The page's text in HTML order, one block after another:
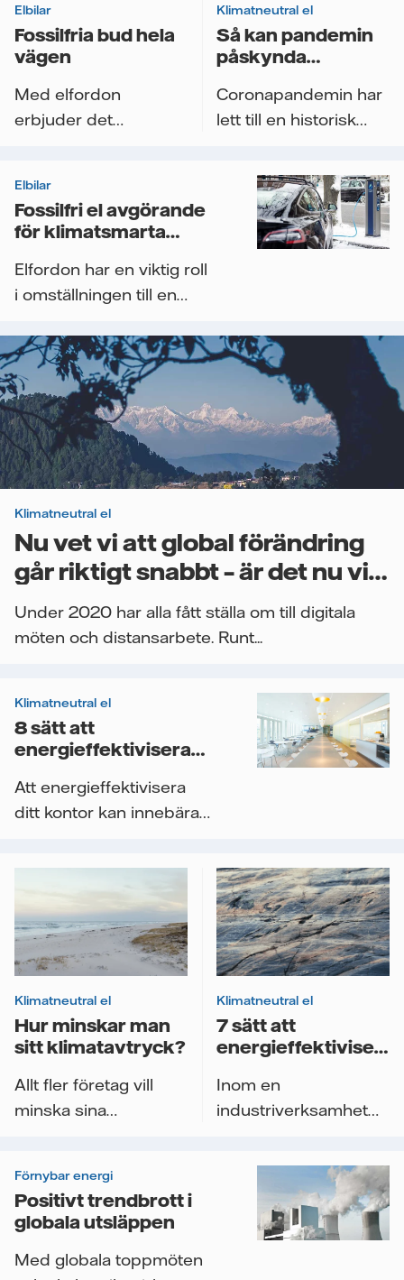
Elbilar
Fossilfria bud hela
vägen
Med elfordon
erbjuder det
Pakketje en fossilfri...
Klimatneutral el
Så kan pandemin
påskynda
Coronapandemin har
lett till en historisk
Elbilar
Fossilfri el avgörande
för klimatsmarta
Elfordon har en viktig roll
i omställningen till en
Klimatneutral el
Nu vet vi att global förändring
går riktigt snabbt – är det nu vi
börjar ställa om?
Under 2020 har alla fått ställa om till digitala
möten och distansarbete. Runt...
Klimatneutral el
8 sätt att
energieffektivisera
Att energieffektivisera
ditt kontor kan innebära
Klimatneutral el
Hur minskar man
sitt klimatavtryck?
Allt fler företag vill
minska sina
dessutom...
Klimatneutral el
7 sätt att
energieffektivisera
Inom en
industriverksamhet
med så mycket...
Förnybar energi
Positivt trendbrott i
globala utsläppen
Med globala toppmöten